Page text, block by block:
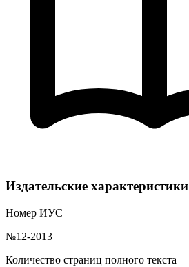
Издательские характеристики
Номер ИУС
№12-2013
Количество страниц полного текста